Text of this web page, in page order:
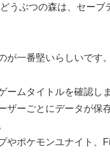
うぶつの森は、セーブ
が一番堅いらしいです。
ームタイトルを確認し
ザーごとにデータが保
やポケモンユナイト、